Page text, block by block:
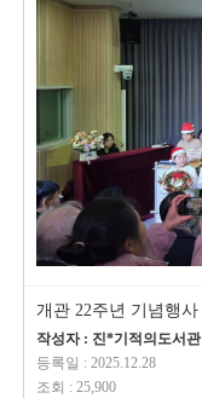
개관 22주년 기념행사
작성자 : 진*기적의도서관
등록일 : 2025.12.28
조회 : 25,900